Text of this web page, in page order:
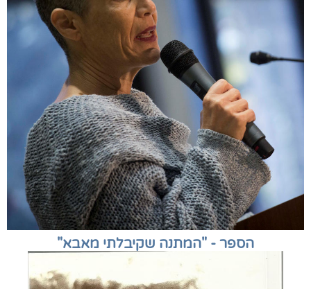
הספר - "המתנה שקיבלתי מאבא"